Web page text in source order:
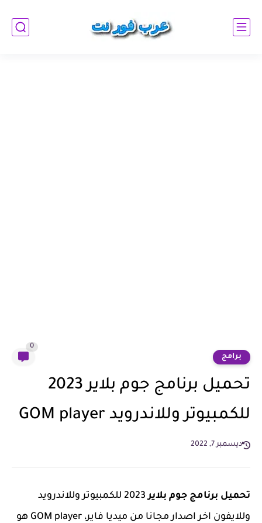
برامج
0
تحميل برنامج جوم بلاير 2023
للكمبيوتر وللاندرويد GOM player
ديسمبر 7, 2022
تحميل برنامج جوم بلاير
2023 للكمبيوتر وللاندرويد
وللايفون اخر اصدار مجانا من ميديا فاير، GOM player هو